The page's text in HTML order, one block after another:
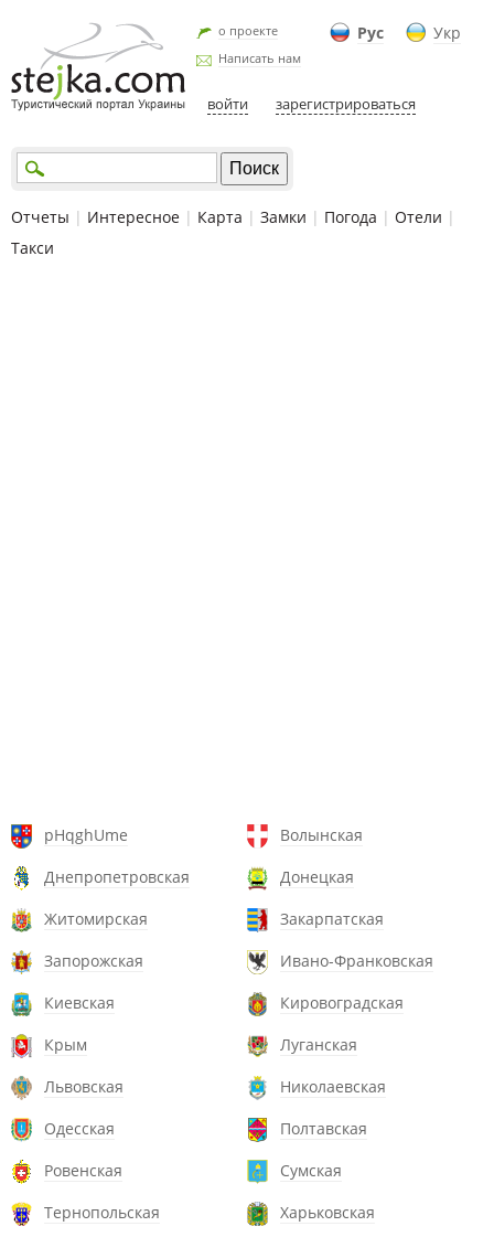
Рус Укр
о проекте
Написать нам
войти зарегистрироваться
Отчеты | Интересное | Карта | Замки | Погода | Отели |
Такси
pHqghUme
Волынская
Днепропетровская
Донецкая
Житомирская
Закарпатская
Запорожская
Ивано-Франковская
Киевская
Кировоградская
Крым
Луганская
Львовская
Николаевская
Одесская
Полтавская
Ровенская
Сумская
Тернопольская
Харьковская